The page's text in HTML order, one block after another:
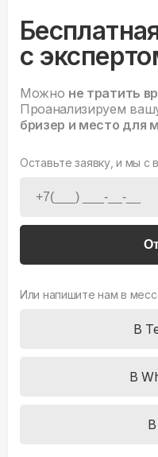
с
Можно не тратить
Проанализируем
бризер и место для
Оставьте заявку, и мы с
Или напишите нам в
В
В